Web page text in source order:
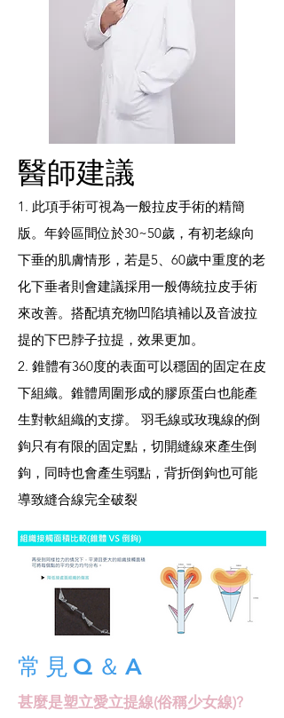
​醫師建議
1. 此項手術可視為一般拉皮手術的精簡
版。年鈴區間位於30~50歲，有初老線向
下垂的肌膚情形，若是5、60歲中重度的老
化下垂者則會建議採用一般傳統拉皮手術
來改善。搭配填充物凹陷填補以及音波拉
提的下巴脖子拉提，效果更加。
2. 錐體有360度的表面可以穩固的固定在皮
下組織。錐體周圍形成的膠原蛋白也能產
生對軟組織的支撐。 羽毛線或玫瑰線的倒
鉤只有有限的固定點，切開縫線來產生倒
鉤，同時也會產生弱點，背折倒鉤也可能
導致縫合線完全破裂
常見Q＆A
甚麼是塑立愛立提線(俗稱少女線)?